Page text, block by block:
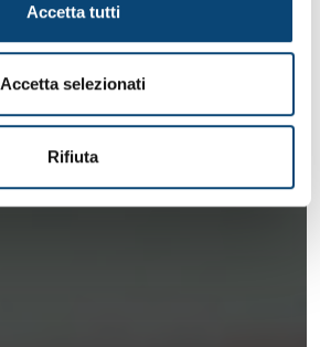
Accetta tutti
Accetta selezionati
Rifiuta